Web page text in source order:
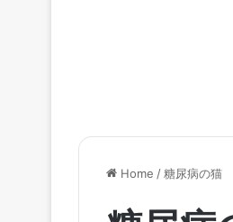
Home /糖尿病の猫